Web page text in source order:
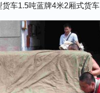
货车1.5吨蓝牌4米2厢式货车